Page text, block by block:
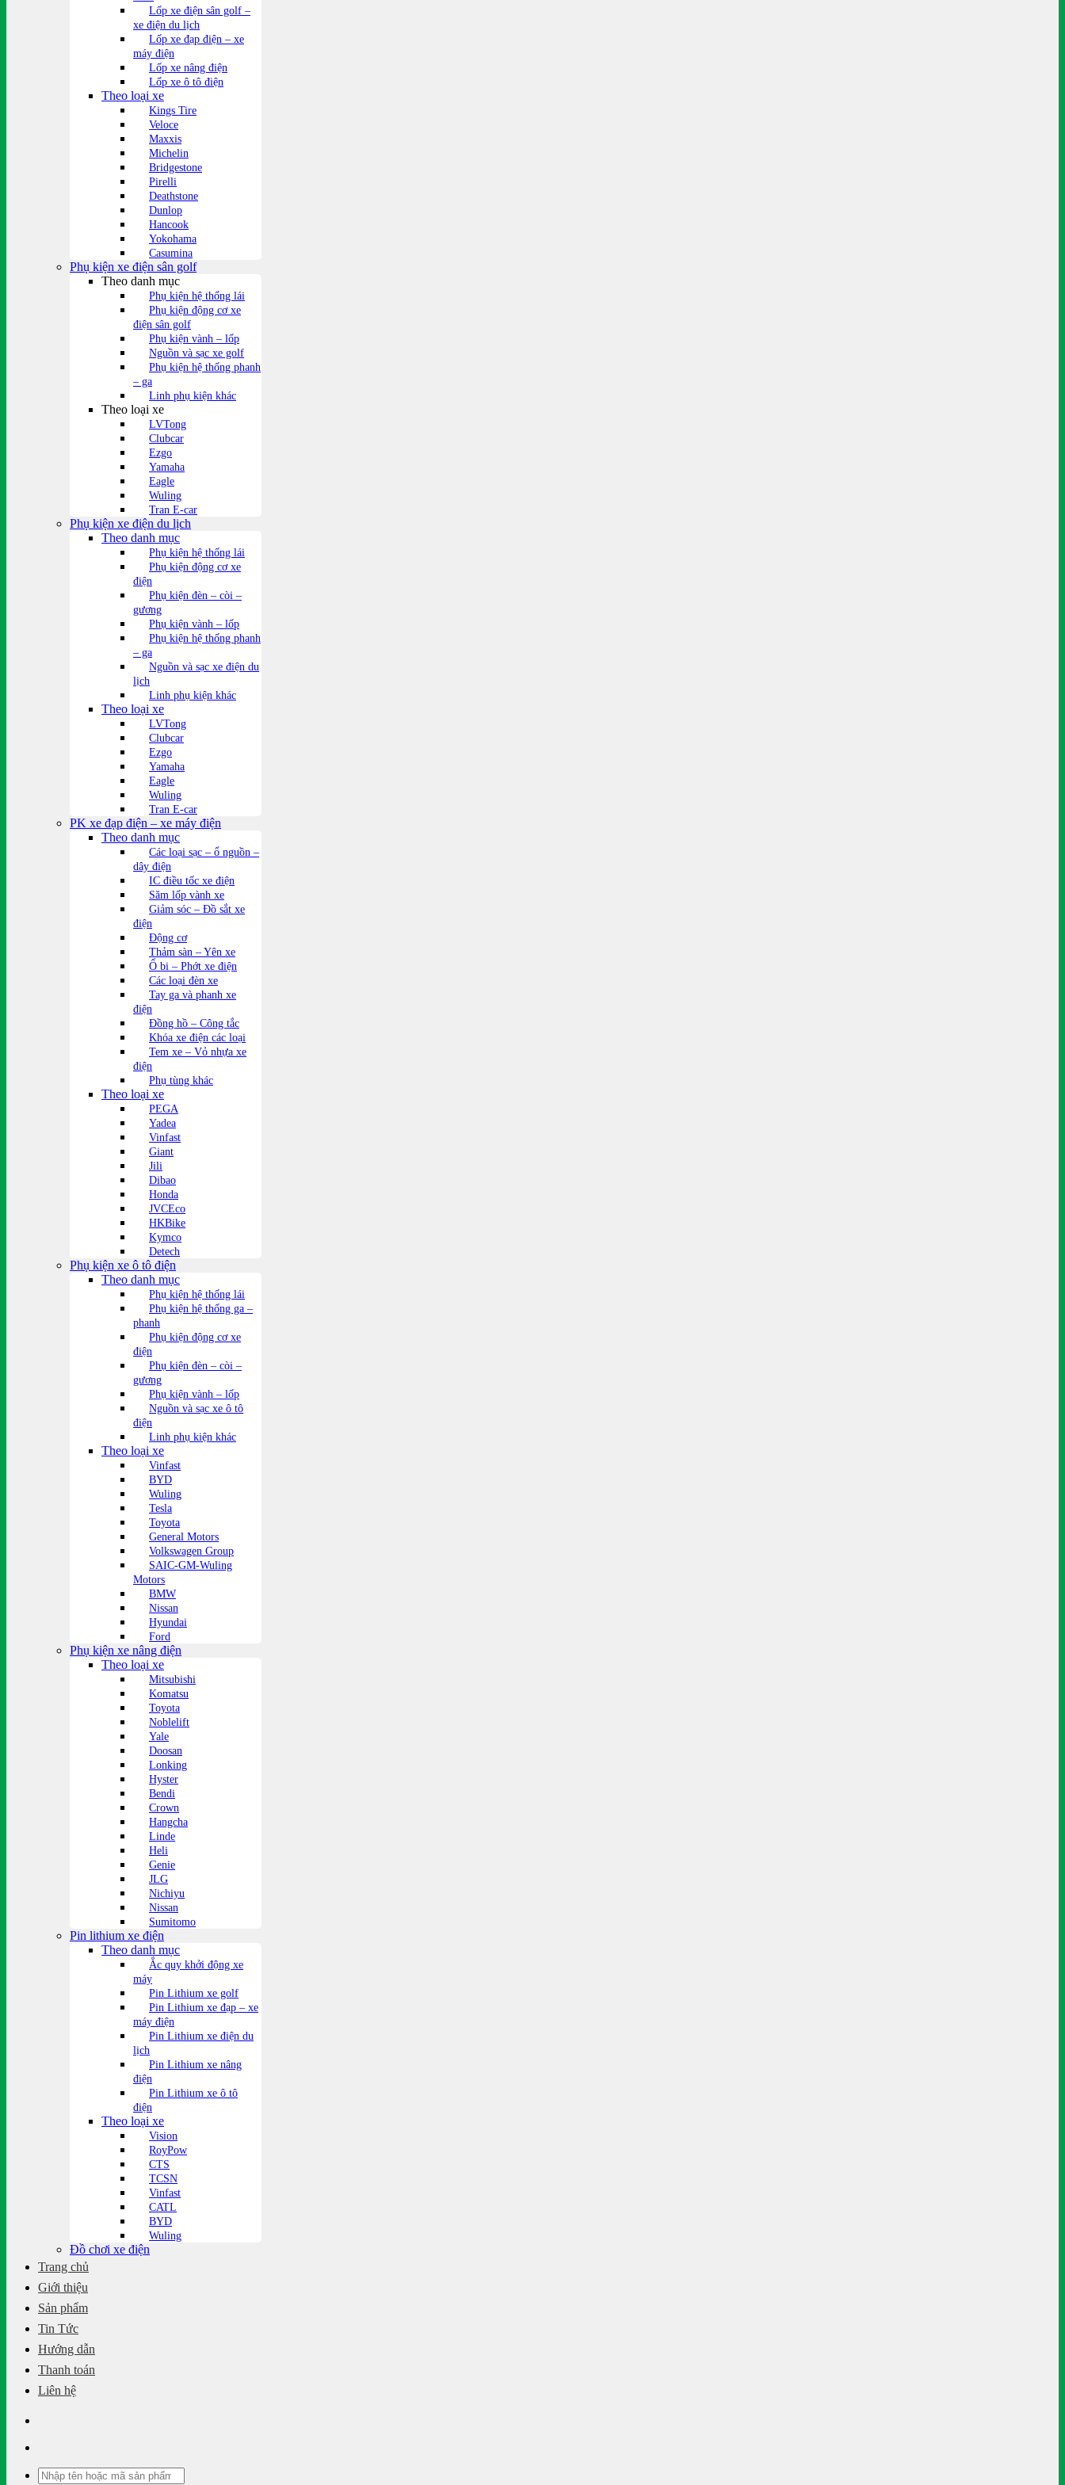
Lốp xe điện sân golf –
xe điện du lịch
Lốp xe đạp điện – xe
máy điện
Lốp xe nâng điện
Lốp xe ô tô điện
Theo loại xe
Kings Tire
Veloce
Maxxis
Michelin
Bridgestone
Pirelli
Deathstone
Dunlop
Hancook
Yokohama
Casumina
Phụ kiện xe điện sân golf
Theo danh mục
Phụ kiện hệ thống lái
Phụ kiện động cơ xe
điện sân golf
Phụ kiện vành – lốp
Nguồn và sạc xe golf
Phụ kiện hệ thống phanh
– ga
Linh phụ kiện khác
Theo loại xe
LVTong
Clubcar
Ezgo
Yamaha
Eagle
Wuling
Tran E-car
Phụ kiện xe điện du lịch
Theo danh mục
Phụ kiện hệ thống lái
Phụ kiện động cơ xe
điện
Phụ kiện đèn – còi –
gương
Phụ kiện vành – lốp
Phụ kiện hệ thống phanh
– ga
Nguồn và sạc xe điện du
lịch
Linh phụ kiện khác
Theo loại xe
LVTong
Clubcar
Ezgo
Yamaha
Eagle
Wuling
Tran E-car
PK xe đạp điện – xe máy điện
Theo danh mục
Các loại sạc – ổ nguồn –
dây điện
IC điều tốc xe điện
Săm lốp vành xe
Giảm sóc – Đồ sắt xe
điện
Động cơ
Thảm sàn – Yên xe
Ổ bi – Phớt xe điện
Các loại đèn xe
Tay ga và phanh xe
điện
Đồng hồ – Công tắc
Khóa xe điện các loại
Tem xe – Vỏ nhựa xe
điện
Phụ tùng khác
Theo loại xe
PEGA
Yadea
Vinfast
Giant
Jili
Dibao
Honda
JVCEco
HKBike
Kymco
Detech
Phụ kiện xe ô tô điện
Theo danh mục
Phụ kiện hệ thống lái
Phụ kiện hệ thống ga –
phanh
Phụ kiện động cơ xe
điện
Phụ kiện đèn – còi –
gương
Phụ kiện vành – lốp
Nguồn và sạc xe ô tô
điện
Linh phụ kiện khác
Theo loại xe
Vinfast
BYD
Wuling
Tesla
Toyota
General Motors
Volkswagen Group
SAIC-GM-Wuling
Motors
BMW
Nissan
Hyundai
Ford
Phụ kiện xe nâng điện
Theo loại xe
Mitsubishi
Komatsu
Toyota
Noblelift
Yale
Doosan
Lonking
Hyster
Bendi
Crown
Hangcha
Linde
Heli
Genie
JLG
Nichiyu
Nissan
Sumitomo
Pin lithium xe điện
Theo danh mục
Ắc quy khởi động xe
máy
Pin Lithium xe golf
Pin Lithium xe đạp – xe
máy điện
Pin Lithium xe điện du
lịch
Pin Lithium xe nâng
điện
Pin Lithium xe ô tô
điện
Theo loại xe
Vision
RoyPow
CTS
TCSN
Vinfast
CATL
BYD
Wuling
Đồ chơi xe điện
Trang chủ
Giới thiệu
Sản phẩm
Tin Tức
Hướng dẫn
Thanh toán
Liên hệ
Tìm